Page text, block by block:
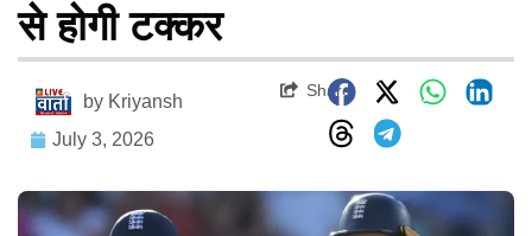
से होगी टक्कर
by Kriyansh
July 3, 2026
Share